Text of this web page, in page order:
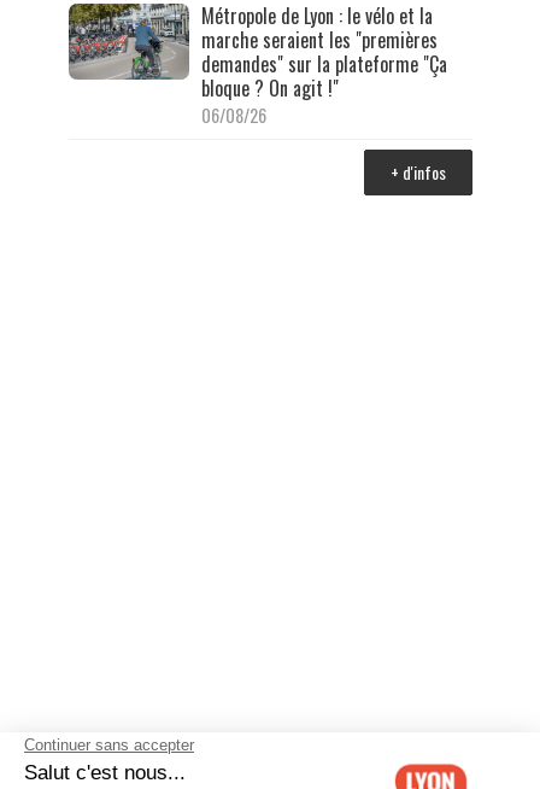
Métropole de Lyon : le vélo et la
marche seraient les "premières
demandes" sur la plateforme "Ça
bloque ? On agit !"
06/08/26
+ d'infos